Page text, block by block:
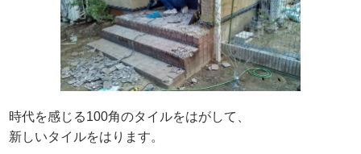
時代を感じる100角のタイルをはがして、
新しいタイルをはります。